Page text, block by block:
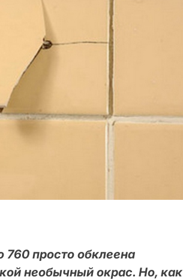
просто обклеена
необычный окрас. Но, как